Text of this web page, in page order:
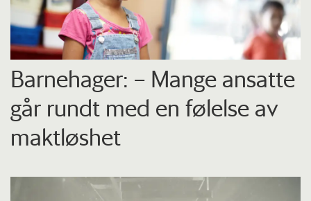
Barnehager: – Mange ansatte
går rundt med en følelse av
maktløshet